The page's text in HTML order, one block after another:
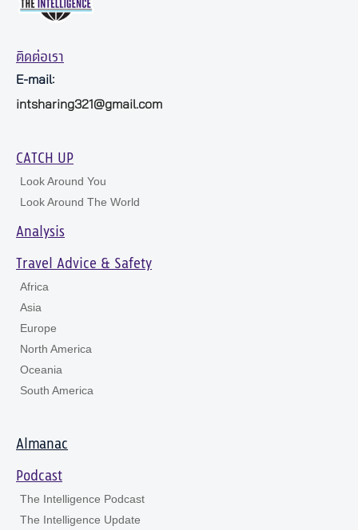
ติดต่อเรา
E-mail:
intsharing321@gmail.com
CATCH UP
Look Around You
Look Around The World
Analysis
Travel Advice & Safety
Africa
Asia
Europe
North America
Oceania
South America
Almanac
Podcast
The Intelligence Podcast
The Intelligence Update